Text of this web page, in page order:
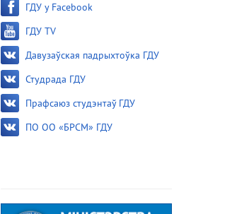
ГДУ у Facebook
ГДУ TV
Давузаўская падрыхтоўка ГДУ
Студрада ГДУ
Прафсаюз студэнтаў ГДУ
ПО ОО «БРСМ» ГДУ